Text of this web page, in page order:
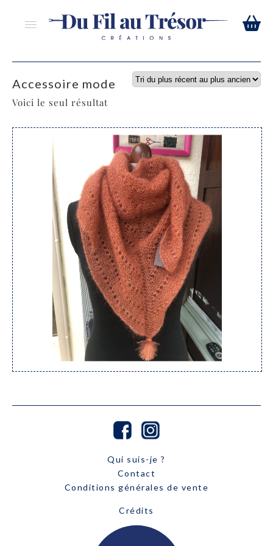
Accessoire mode
Voici le seul résultat
Qui suis-je ?
Contact
Conditions générales de vente
Crédits